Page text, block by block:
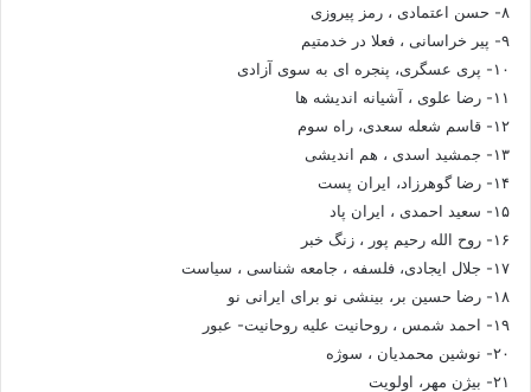
۸- حسن اعتمادی ، رمز پیروزی
۹- پیر خراسانی ، فعلا در خدمتیم
۱۰- پری عسگری، پنجره ای به سوی آزادی
۱۱- رضا علوی ، آشیانه اندیشه ها
۱۲- قاسم شعله سعدی، راه سوم
۱۳- جمشید اسدی ، هم اندیشی
۱۴- رضا گوهرزاد، ایران پست
۱۵- سعید احمدی ، ایران پاد
۱۶- روح الله رحیم پور ، زنگ خبر
۱۷- جلال ایجادی، فلسفه ، جامعه شناسی ، سیاست
۱۸- رضا حسین بر، بینشی نو برای ایرانی نو
۱۹- احمد شمس ، روحانیت علیه روحانیت- عبور
۲۰- نوشین محمدیان ، سوژه
۲۱- بیژن مهر، اولویت